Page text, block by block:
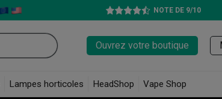
NOTE DE 9/10
Ouvrez votre boutique
Lampes horticoles HeadShop Vape Shop